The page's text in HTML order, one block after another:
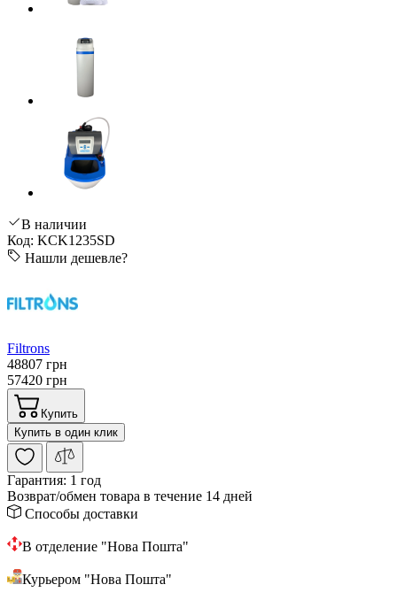
В наличии
Код: KCK1235SD
Нашли дешевле?
Filtrons
48807 грн
57420 грн
Купить
Купить в один клик
Гарантия: 1 год
Возврат/обмен товара в течение 14 дней
Способы доставки
В отделение "Нова Пошта"
Курьером "Нова Пошта"